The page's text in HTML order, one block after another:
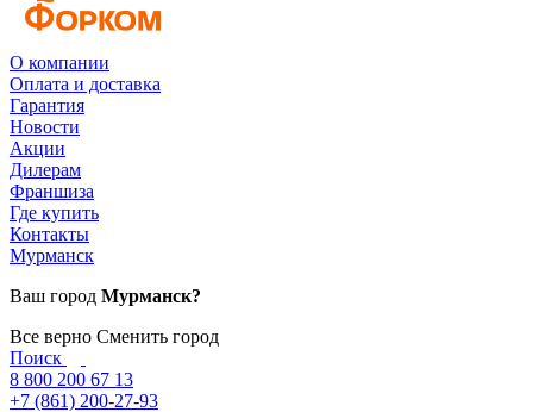
О компании
Оплата и доставка
Гарантия
Новости
Акции
Дилерам
Франшиза
Где купить
Контакты
Мурманск
Ваш город Мурманск?
Все верно Сменить город
Поиск
8 800 200 67 13
+7 (861) 200-27-93